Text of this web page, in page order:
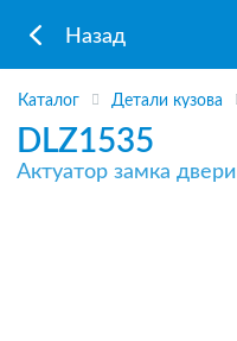
Назад
Каталог Детали кузова
DLZ1535
Актуатор замка двери